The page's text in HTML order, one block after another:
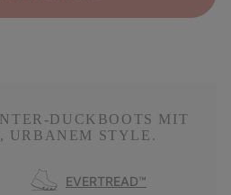
DUCKBOOTS MIT
URBANEM STYLE.
EVERTREAD™